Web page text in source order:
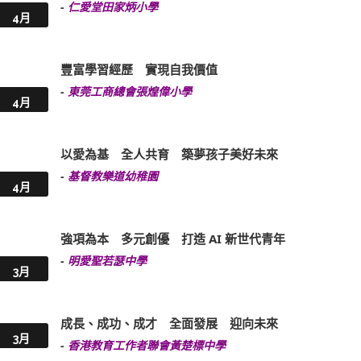
4月
- 仁愛堂田家炳小學
4月
豐富學習經歷 實現自我價值
-東莞工商總會張煌偉小學
4月
以愛為基 全人共育 築夢孩子美好未來
- 基督教樂道幼稚園
3月
強項為本 多元創優 打造 AI 新世代青年
- 明愛聖若瑟中學
3月
成長、成功、成才 全面發展 迎向未來
- 香港教育工作者聯會黃楚標中學